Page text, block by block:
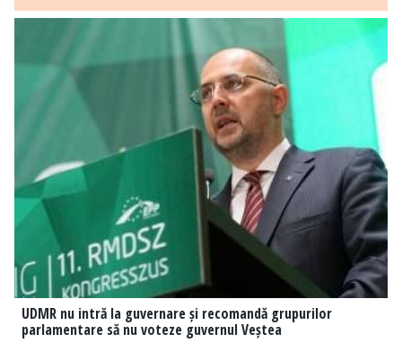
UDMR nu intră la guvernare și recomandă grupurilor
parlamentare să nu voteze guvernul Veștea